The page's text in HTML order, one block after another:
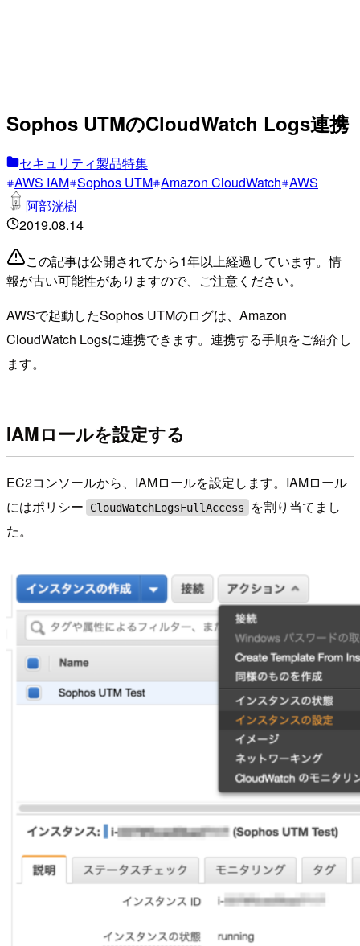
Sophos UTMのCloudWatch Logs連携
セキュリティ製品特集
AWS IAM Sophos UTM Amazon CloudWatch AWS
阿部洸樹
2019.08.14
この記事は公開されてから1年以上経過しています。情
報が古い可能性がありますので、ご注意ください。
AWSで起動したSophos UTMのログは、Amazon
CloudWatch Logsに連携できます。連携する手順をご紹介し
ます。
IAMロールを設定する
EC2コンソールから、IAMロールを設定します。IAMロール
にはポリシー
CloudWatchLogsFullAccess
を割り当てまし
た。